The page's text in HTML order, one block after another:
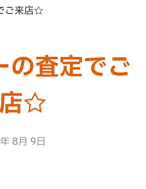
ご来店☆
の査定でご
☆
8月 9日